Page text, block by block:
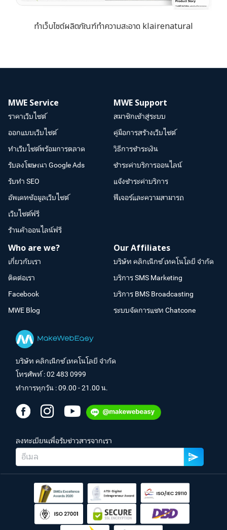
ทำเว็บไซต์ผลิตภัณฑ์ทำความสะอาด klairenatural
MWE Service
ราคาเว็บไซต์
ออกแบบเว็บไซต์
ทำเว็บไซต์พร้อมการตลาด
รับลงโฆษณา Google Ads
รับทำ SEO
อัพเดทข้อมูลเว็บไซต์
เว็บไซต์ฟรี
ร้านค้าออนไลน์ฟรี
MWE Support
สมาชิกเข้าสู่ระบบ
คู่มือการสร้างเว็บไซต์
วิธีการชำระเงิน
ชำระค่าบริการออนไลน์
แจ้งชำระค่าบริการ
ฟีเจอร์และความสามารถ
Who are we?
เกี่ยวกับเรา
ติดต่อเรา
Facebook
MWE Blog
Our Affiliates
บริษัท คลิกเน็กซ์ เทคโนโลยี จำกัด
บริการ SMS Marketing
บริการ BMS Broadcasting
ระบบจัดการแชท Chatcone
บริษัท คลิกเน็กซ์ เทคโนโลยี จำกัด
โทรศัพท์ :02 483 0999
ทำการทุกวัน : 09.00 - 21.00 น.
ลงทะเบียนเพื่อรับข่าวสารจากเรา